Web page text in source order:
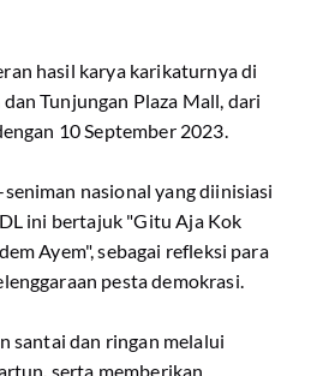
hasil karya karikaturnya di
Tunjungan Plaza Mall, dari
10 September 2023.
nasional yang diinisiasi
ini bertajuk "Gitu Aja Kok
Ayem", sebagai refleksi para
pesta demokrasi.
santai dan ringan melalui
serta memberikan